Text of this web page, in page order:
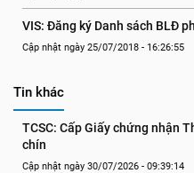
VIS: Đăng ký Danh sách BLĐ
Cập nhật ngày 25/07/2018 - 16:26:55
Tin khác
TCSC: Cấp Giấy chứng nhận
chín
Cập nhật ngày 30/07/2026 - 09:39:14